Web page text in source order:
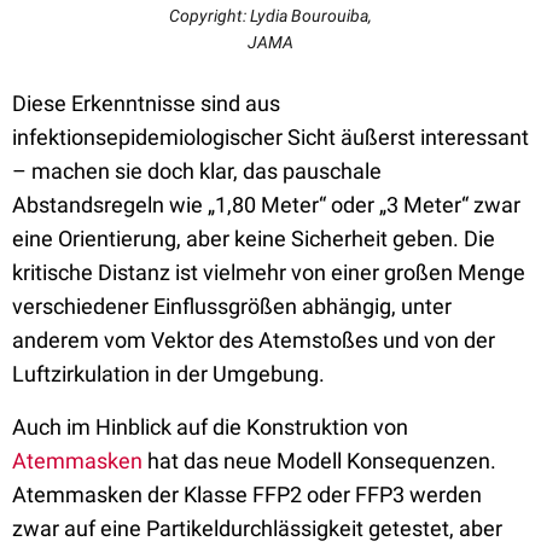
Copyright:Lydia Bourouiba,
JAMA
Diese Erkenntnisse sind aus
infektionsepidemiologischer Sicht äußerst interessant
– machen sie doch klar, das pauschale
Abstandsregeln wie „1,80 Meter“ oder „3 Meter“ zwar
eine Orientierung, aber keine Sicherheit geben. Die
kritische Distanz ist vielmehr von einer großen Menge
verschiedener Einflussgrößen abhängig, unter
anderem vom Vektor des Atemstoßes und von der
Luftzirkulation in der Umgebung.
Auch im Hinblick auf die Konstruktion von
Atemmasken hat das neue Modell Konsequenzen.
Atemmasken der Klasse FFP2 oder FFP3 werden
zwar auf eine Partikeldurchlässigkeit getestet, aber